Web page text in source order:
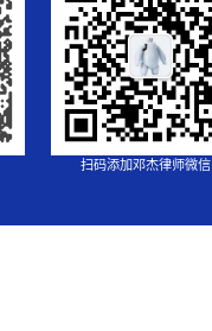
扫码添加邓杰律师微信